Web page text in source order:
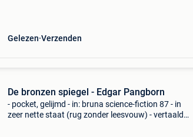
Gelezen Verzenden
De bronzen spiegel - Edgar Pangborn
- pocket, gelijmd - in: bruna science-fiction 87 - in
zeer nette staat (rug zonder leesvouw) - vertaald